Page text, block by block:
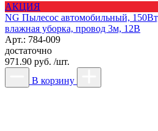
АКЦИЯ
NG Пылесос автомобильный,
влажная уборка, провод 3м, 12В
Арт.: 784-009
достаточно
971.90 руб. /шт.
В корзину